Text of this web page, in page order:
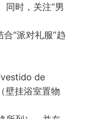
同时，关注“男
合“派对礼服”趋
de
壁挂浴室置物